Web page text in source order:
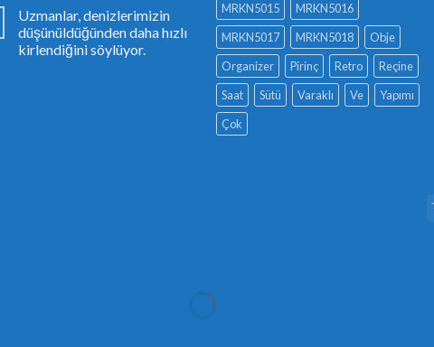
Uzmanlar, denizlerimizin
düşünüldüğünden daha hızlı
kirlendiğini söylüyor.
MRKN5015
MRKN5016
MRKN5017
MRKN5018
Obje
Organizer
Pirinç Retro
Reçine
Saat
Sütü Varaklı Ve
Yapımı
Çok